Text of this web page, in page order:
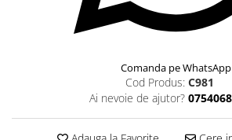
Comanda pe WhatsApp
Cod Produs: C981
Ai nevoie de ajutor?